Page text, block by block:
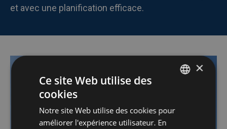
et avec une planification efficace.
FRENCH
×
Ce site Web utilise des
cookies
Notre site Web utilise des cookies pour
améliorer l'expérience utilisateur. En